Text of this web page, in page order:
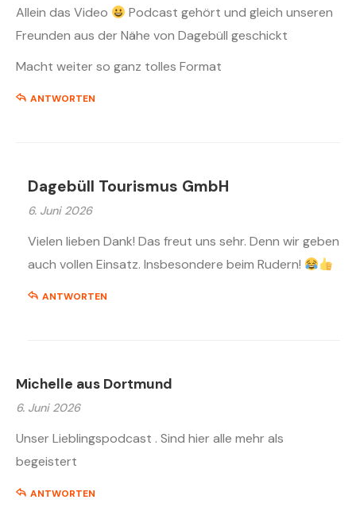
Allein das Video
Podcast gehört und gleich unseren
Freunden aus der Nähe von Dagebüll geschickt
Macht weiter so ganz tolles Format
ANTWORTEN
Dagebüll Tourismus GmbH
6. Juni 2026
Vielen lieben Dank! Das freut uns sehr. Denn wir geben
auch vollen Einsatz. Insbesondere beim Rudern!
ANTWORTEN
Michelle aus Dortmund
6. Juni 2026
Unser Lieblingspodcast . Sind hier alle mehr als
begeistert
ANTWORTEN